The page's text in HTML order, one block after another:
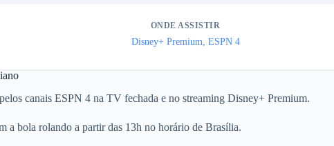
ONDE ASSISTIR
Disney+ Premium, ESPN 4
canais ESPN 4 na TV fechada e no streaming Disney+ Premium.
a bola rolando a partir das 13h no horário de Brasília.